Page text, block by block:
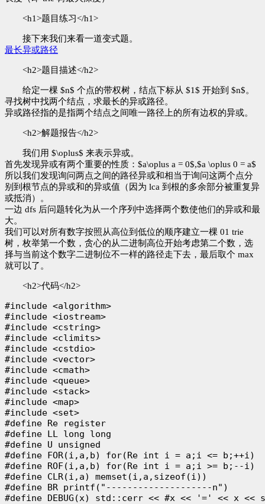
<h1>题目练习</h1>
接下来我们来看一道变式题。
最长异或路径
<h2>题目描述</h2>
给定一棵 $n$ 个点的带权树，结点下标从 $1$ 开始到 $n$。
寻找树中找两个结点，求最长的异或路径。
异或路径指的是指两个结点之间唯一路径上的所有边权的异或。
<h2>解题报告</h2>
我们用 $\oplus$ 来表示异或。
首先发现异或有两个重要的性质：$a\oplus a = 0$,$a \oplus 0 = a$
所以我们发现询问两点之间的路径异或和相当于询问这两个点分
别到根节点的异或和的异或值（因为 lca 到根的多余部分被重复异
或抵消）。
一边 dfs 后问题转化为从一个序列中选择两个数使他们的异或和最
大。
我们可以对所有数字按照从高位到低位的顺序建立一棵 01 trie
树，枚举第一个数，贪心的从二进制高位开始考虑第二个数，选
择与当前这个数字二进制位不一样的路径走下去，最后取个 max
就可以了。
<h2>代码</h2>
#include <algorithm>
#include <iostream>
#include <cstring>
#include <climits>
#include <cstdio>
#include <vector>
#include <cmath>
#include <queue>
#include <stack>
#include <map>
#include <set>
#define Re register
#define LL long long
#define U unsigned
#define FOR(i,a,b) for(Re int i = a;i <= b;++i)
#define ROF(i,a,b) for(Re int i = a;i >= b;--i)
#define CLR(i,a) memset(i,a,sizeof(i))
#define BR printf("--------------------n")
#define DEBUG(x) std::cerr << #x << '=' << x <<